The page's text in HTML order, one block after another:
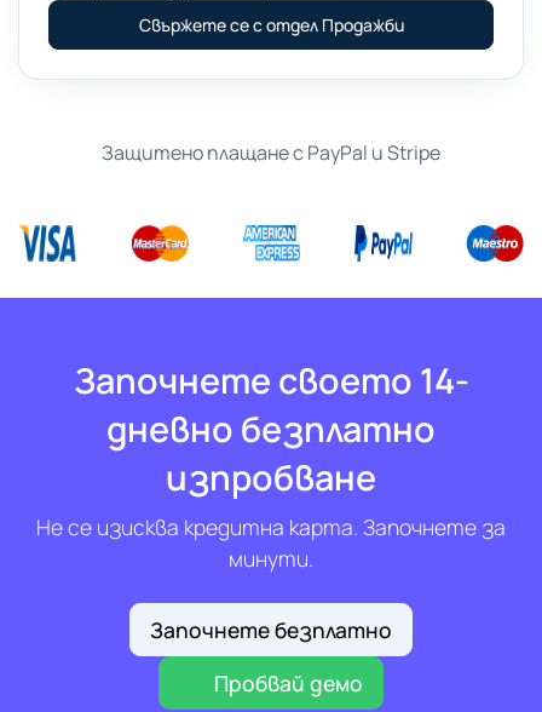
Свържете се с отдел Продажби
Защитено плащане с PayPal и Stripe
Започнете своето 14-
дневно безплатно
изпробване
Не се изисква кредитна карта. Започнете за
минути.
Започнете безплатно
Пробвай демо